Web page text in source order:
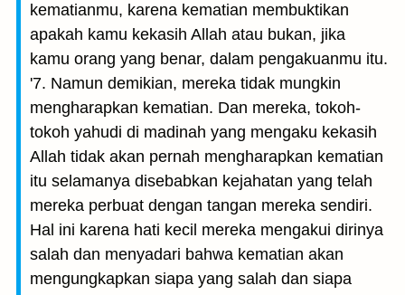
kematianmu, karena kematian membuktikan
apakah kamu kekasih Allah atau bukan, jika
kamu orang yang benar, dalam pengakuanmu itu.
'7. Namun demikian, mereka tidak mungkin
mengharapkan kematian. Dan mereka, tokoh-
tokoh yahudi di madinah yang mengaku kekasih
Allah tidak akan pernah mengharapkan kematian
itu selamanya disebabkan kejahatan yang telah
mereka perbuat dengan tangan mereka sendiri.
Hal ini karena hati kecil mereka mengakui dirinya
salah dan menyadari bahwa kematian akan
mengungkapkan siapa yang salah dan siapa